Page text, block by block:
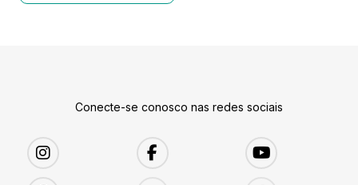
Conecte-se conosco nas redes sociais